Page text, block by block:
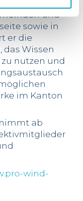
und
sowie in
er die
das Wissen
nutzen und
im Kanton
ab
wind-